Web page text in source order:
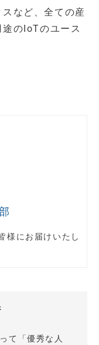
など、全ての産
のIoTのユース
様にお届けいたし
て「優秀な人